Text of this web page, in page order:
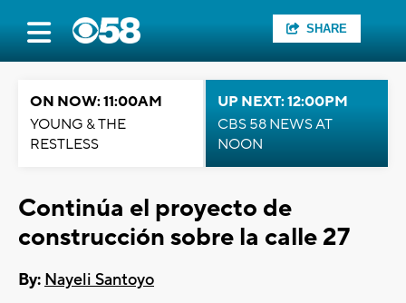
SHARE
ON NOW: 11:00AM
YOUNG & THE
RESTLESS
UP NEXT: 12:00PM
CBS 58 NEWS AT
NOON
Continúa el proyecto de
construcción sobre la calle 27
By: Nayeli Santoyo